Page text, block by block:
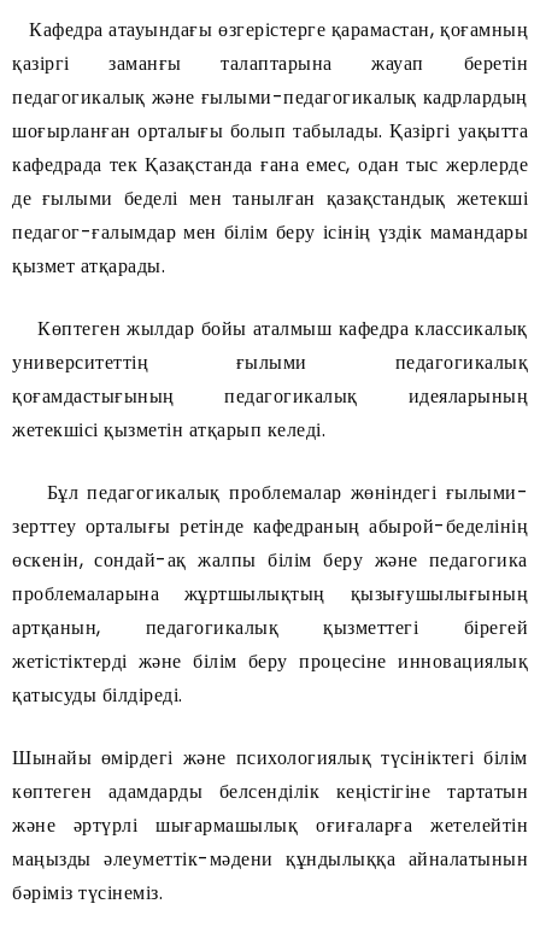
Кафедра атауындағы өзгерістерге қарамастан, қоғамның
қазіргі заманғы талаптарына жауап беретін
педагогикалық және ғылыми-педагогикалық кадрлардың
шоғырланған орталығы болып табылады. Қазіргі уақытта
кафедрада тек Қазақстанда ғана емес, одан тыс жерлерде
де ғылыми беделі мен танылған қазақстандық жетекші
педагог-ғалымдар мен білім беру ісінің үздік мамандары
қызмет атқарады.
Көптеген жылдар бойы аталмыш кафедра классикалық
университеттің ғылыми педагогикалық
қоғамдастығының педагогикалық идеяларының
жетекшісі қызметін атқарып келеді.
Бұл педагогикалық проблемалар жөніндегі ғылыми-
зерттеу орталығы ретінде кафедраның абырой-беделінің
өскенін, сондай-ақ жалпы білім беру және педагогика
проблемаларына жұртшылықтың қызығушылығының
артқанын, педагогикалық қызметтегі бірегей
жетістіктерді және білім беру процесіне инновациялық
қатысуды білдіреді.
Шынайы өмірдегі және психологиялық түсініктегі білім
көптеген адамдарды белсенділік кеңістігіне тартатын
және әртүрлі шығармашылық оғиғаларға жетелейтін
маңызды әлеуметтік-мәдени құндылыққа айналатынын
бәріміз түсінеміз.